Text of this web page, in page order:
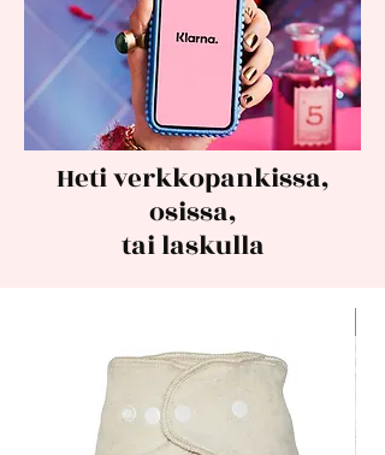
Heti verkkopankissa,
osissa,
tai laskulla